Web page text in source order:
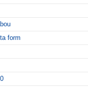
form